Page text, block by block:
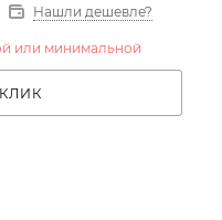
Нашли дешевле?
или минимальной